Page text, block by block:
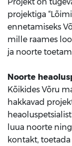
projektiga
ennetamiseks
mille raames
ja noorte
Noorte
Kõikides Võru
hakkavad
luua noorte
kontakt,